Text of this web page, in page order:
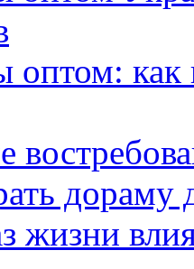
оптом:
дораму
жизни